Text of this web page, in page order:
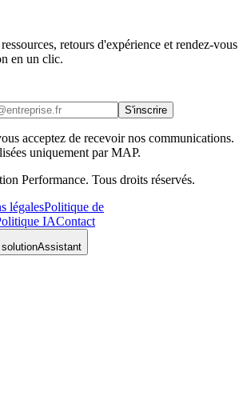
retours d'expérience et rendez-vous
en un clic.
S'inscrire
acceptez de recevoir nos communications.
uniquement par MAP.
Performance. Tous droits réservés.
légalesPolitique de
IAContact
Assistant